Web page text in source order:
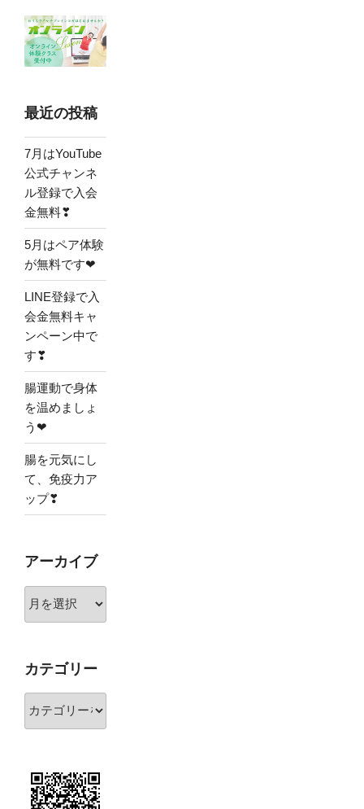
最近の投稿
7月はYouTube
公式チャンネ
ル登録で入会
金無料❣
5月はペア体験
が無料です❤
LINE登録で入
会金無料キャ
ンペーン中で
す❣
腸運動で身体
を温めましょ
う❤
腸を元気にし
て、免疫力ア
ップ❣
アーカイブ
ア
ブ
カテゴリー
カ
ー